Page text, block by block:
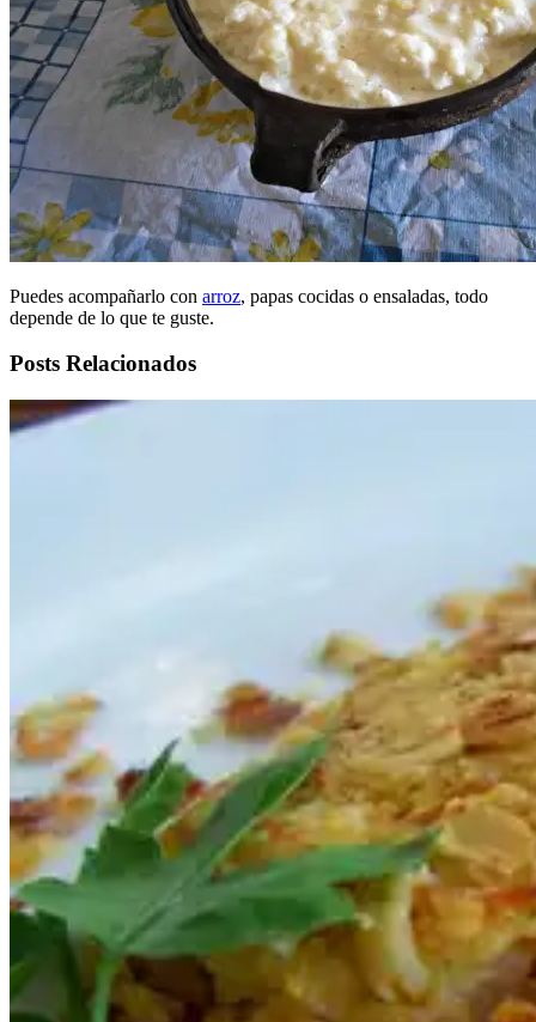
Puedes acompañarlo con arroz, papas cocidas o ensaladas, todo
depende de lo que te guste.
Posts Relacionados